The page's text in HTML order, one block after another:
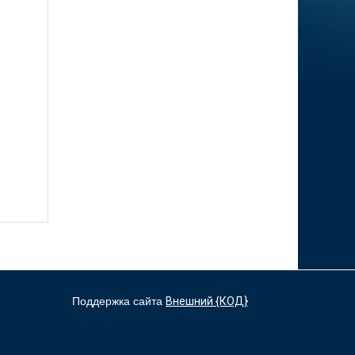
Поддержка сайта Внешний {КОД}